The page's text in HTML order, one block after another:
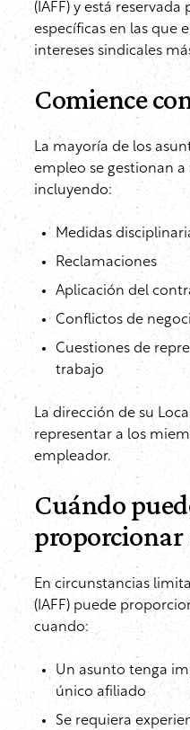
(IAFF) y está
específicas en las que
intereses sindicales
Comience
La mayoría de los
empleo se gestionan a
incluyendo:
Medidas
Reclamaciones
Aplicación del
Conflictos de
Cuestiones de
trabajo
La dirección de su
representar a los
empleador.
Cuándo
proporcionar
En circunstancias
(IAFF) puede
cuando:
Un asunto tenga
único afiliado
Se requiera